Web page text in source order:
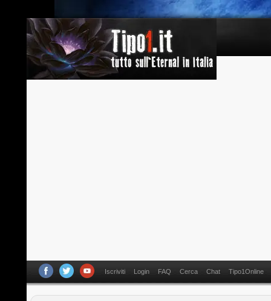
Iscriviti Login FAQ Cerca Chat Tipo1Online